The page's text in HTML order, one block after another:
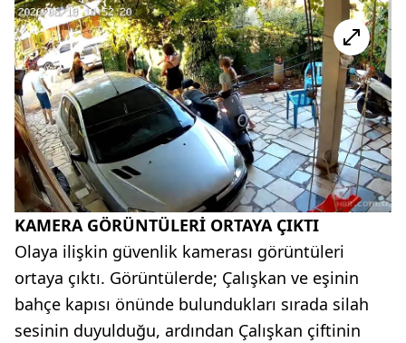
KAMERA GÖRÜNTÜLERİ ORTAYA ÇIKTI
Olaya ilişkin güvenlik kamerası görüntüleri
ortaya çıktı. Görüntülerde; Çalışkan ve eşinin
bahçe kapısı önünde bulundukları sırada silah
sesinin duyulduğu, ardından Çalışkan çiftinin